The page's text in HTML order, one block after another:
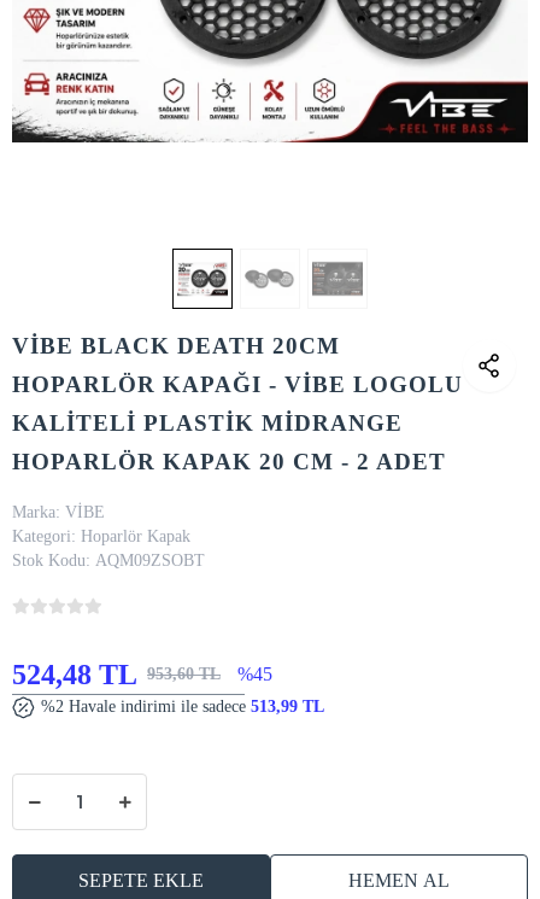
VİBE BLACK DEATH 20CM
HOPARLÖR KAPAĞI - VİBE LOGOLU
KALİTELİ PLASTİK MİDRANGE
HOPARLÖR KAPAK 20 CM - 2 ADET
Marka: VİBE
Kategori: Hoparlör Kapak
Stok Kodu: AQM09ZSOBT
524,48 TL 953,60 TL %45
%2 Havale indirimi ile sadece 513,99 TL
SEPETE EKLE HEMEN AL